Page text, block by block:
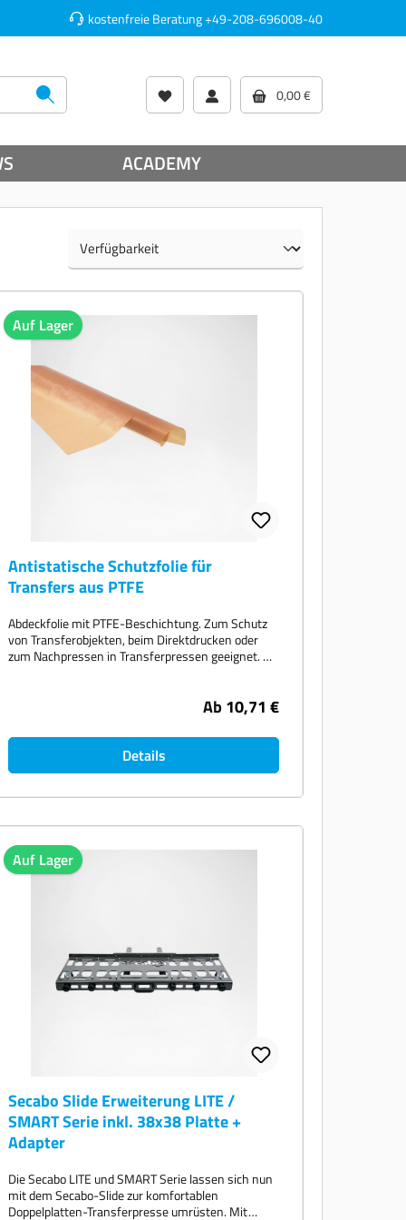
kostenfreie Beratung+49-208-696008-40
0,00 €
ACADEMY
Auf Lager
Antistatische Schutzfolie für
Transfers aus PTFE
Abdeckfolie mit PTFE-Beschichtung. Zum Schutz
von Transferobjekten, beim Direktdrucken oder
zum Nachpressen in Transferpressen geeignet.
Ab 10,71 €
Details
Auf Lager
Secabo Slide Erweiterung LITE /
SMART Serie inkl. 38x38 Platte +
Adapter
Die Secabo LITE und SMART Serie lassen sich nun
mit dem Secabo-Slide zur komfortablen
Doppelplatten-Transferpresse umrüsten. Mit